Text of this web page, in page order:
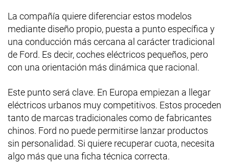
La compañía quiere diferenciar estos modelos
mediante diseño propio, puesta a punto específica y
una conducción más cercana al carácter tradicional
de Ford. Es decir, coches eléctricos pequeños, pero
con una orientación más dinámica que racional.
Este punto será clave. En Europa empiezan a llegar
eléctricos urbanos muy competitivos. Estos proceden
tanto de marcas tradicionales como de fabricantes
chinos. Ford no puede permitirse lanzar productos
sin personalidad. Si quiere recuperar cuota, necesita
algo más que una ficha técnica correcta.